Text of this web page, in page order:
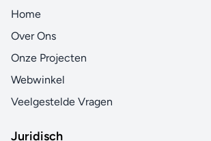
Home
Over Ons
Onze Projecten
Webwinkel
Veelgestelde Vragen
Juridisch